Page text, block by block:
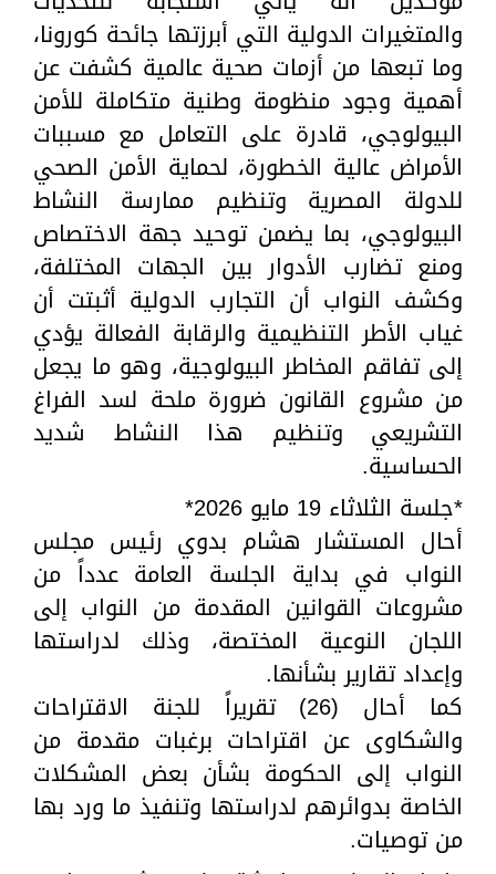
والمتغيرات الدولية التي أبرزتها جائحة كورونا،
وما تبعها من أزمات صحية عالمية كشفت عن
أهمية وجود منظومة وطنية متكاملة للأمن
البيولوجي، قادرة على التعامل مع مسببات
الأمراض عالية الخطورة، لحماية الأمن الصحي
للدولة المصرية وتنظيم ممارسة النشاط
البيولوجي، بما يضمن توحيد جهة الاختصاص
ومنع تضارب الأدوار بين الجهات المختلفة،
وكشف النواب أن التجارب الدولية أثبتت أن
غياب الأطر التنظيمية والرقابة الفعالة يؤدي
إلى تفاقم المخاطر البيولوجية، وهو ما يجعل
من مشروع القانون ضرورة ملحة لسد الفراغ
التشريعي وتنظيم هذا النشاط شديد
الحساسية.
*جلسة الثلاثاء 19 مايو 2026*
أحال المستشار هشام بدوي رئيس مجلس
النواب في بداية الجلسة العامة عدداً من
مشروعات القوانين المقدمة من النواب إلى
اللجان النوعية المختصة، وذلك لدراستها
وإعداد تقارير بشأنها.
كما أحال (26) تقريراً للجنة الاقتراحات
والشكاوى عن اقتراحات برغبات مقدمة من
النواب إلى الحكومة بشأن بعض المشكلات
الخاصة بدوائرهم لدراستها وتنفيذ ما ورد بها
من توصيات.